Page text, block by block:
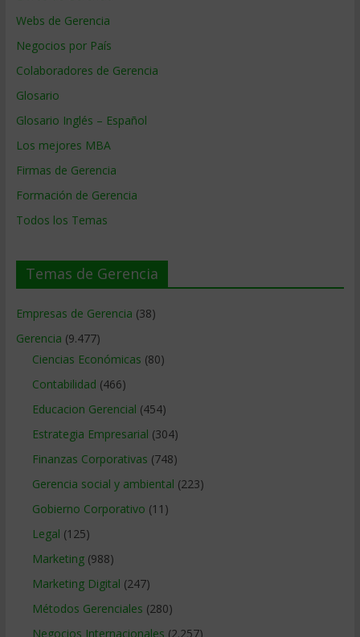
Webs de Gerencia
Negocios por País
Colaboradores de Gerencia
Glosario
Glosario Inglés – Español
Los mejores MBA
Firmas de Gerencia
Formación de Gerencia
Todos los Temas
Temas de Gerencia
Empresas de Gerencia (38)
Gerencia (9.477)
Ciencias Económicas (80)
Contabilidad (466)
Educacion Gerencial (454)
Estrategia Empresarial (304)
Finanzas Corporativas (748)
Gerencia social y ambiental (223)
Gobierno Corporativo (11)
Legal (125)
Marketing(988)
Marketing Digital (247)
Métodos Gerenciales (280)
Negocios Internacionales (2.257)